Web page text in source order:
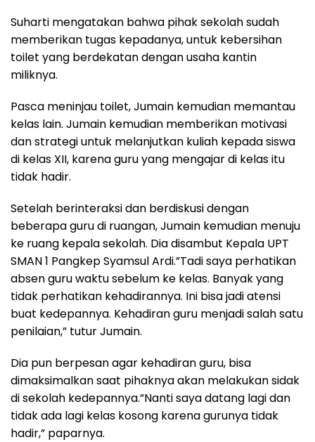
Suharti mengatakan bahwa pihak sekolah sudah
memberikan tugas kepadanya, untuk kebersihan
toilet yang berdekatan dengan usaha kantin
miliknya.
Pasca meninjau toilet, Jumain kemudian memantau
kelas lain. Jumain kemudian memberikan motivasi
dan strategi untuk melanjutkan kuliah kepada siswa
di kelas XII, karena guru yang mengajar di kelas itu
tidak hadir.
Setelah berinteraksi dan berdiskusi dengan
beberapa guru di ruangan, Jumain kemudian menuju
ke ruang kepala sekolah. Dia disambut Kepala UPT
SMAN 1 Pangkep Syamsul Ardi.”Tadi saya perhatikan
absen guru waktu sebelum ke kelas. Banyak yang
tidak perhatikan kehadirannya. Ini bisa jadi atensi
buat kedepannya. Kehadiran guru menjadi salah satu
penilaian,” tutur Jumain.
Dia pun berpesan agar kehadiran guru, bisa
dimaksimalkan saat pihaknya akan melakukan sidak
di sekolah kedepannya.”Nanti saya datang lagi dan
tidak ada lagi kelas kosong karena gurunya tidak
hadir,” paparnya.